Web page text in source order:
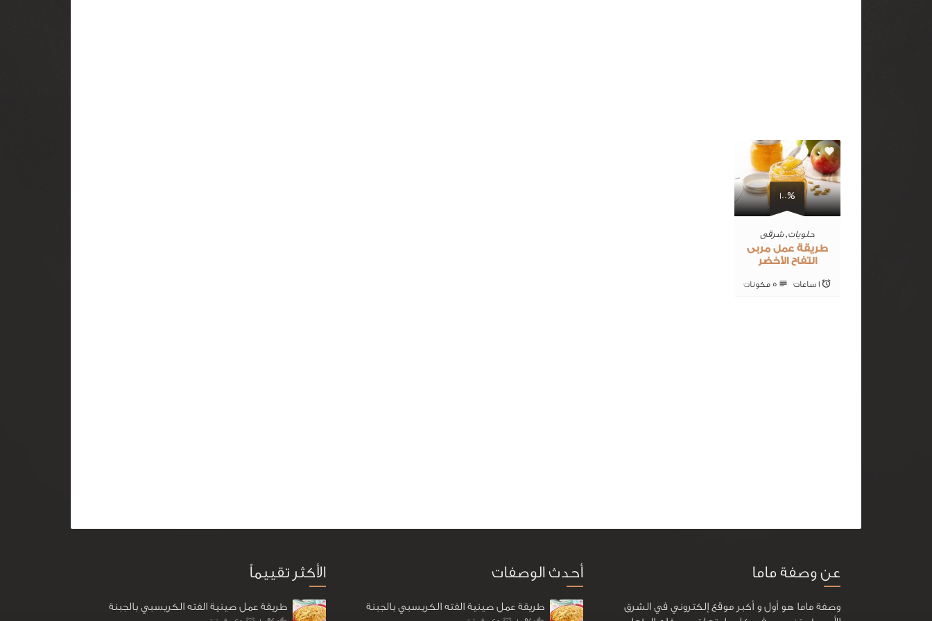
100%
0
حلويات,شرقى
طريقة عمل مربى
التفاح الأخضر
1 ساعات 5 ‎مكونات
الأكثر تقييماً
طريقة عمل صينية الفته الكريسبي بالجبنة
أحدث الوصفات
طريقة عمل صينية الفته الكريسبي بالجبنة
عن وصفة ماما
وصفة ماما هو أول و أكبر موقع إلكتروني في الشرق